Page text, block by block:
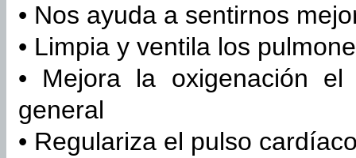
• Nos ayuda a sentirnos
• Limpia y ventila los
• Mejora la oxigenación
general
• Regulariza el pulso